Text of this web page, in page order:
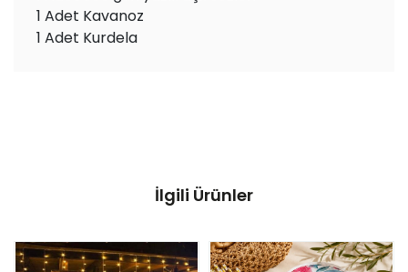
1 Adet Kavanoz
1 Adet Kurdela
İlgili Ürünler